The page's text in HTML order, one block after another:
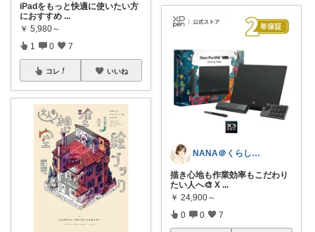
iPadをもっと快適に使いたい方
におすすめ ...
￥ 5,980～
1 0 7
コレ いいね
NANA＠くらしセレクト
描き心地も作業効率もこだわり
たい人へ🎨 X ...
￥ 24,900～
0 0 7